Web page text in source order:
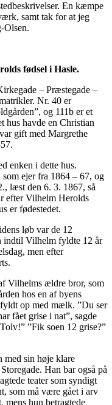
En kæmpe
samt tak for at jeg
fødsel i Hasle.
– Præstegade –
Nr. 40 er
og 111b er et
hus havde en Christian
gift med Margrethe
enken i dette hus.
som ejer fra 1864 – 67, og
læst den 6. 3. 1867, så
efter Vilhelm Herolds
er fødestedet.
løb var de 12
indtil Vilhelm fyldte 12 år
men efter
Vilhelms ældre bror, som
hos en af byens
op med mælk. ”Du ser
fået grise i nat”, sagde
”Fik soen 12 grise?”
med sin høje klare
Han bar også på
teater som syndigt
som må være gået i arv
hun betragtede